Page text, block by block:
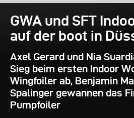
GWA und SFT
auf der boot in
Axel Gerard und Nia
Sieg beim ersten Indoor
Wingfoiler ab, Benjamin
Spalinger gewannen das
Pumpfoiler